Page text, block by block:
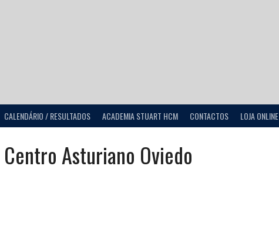
CALENDÁRIO / RESULTADOS ACADEMIA STUART HCM CONTACTOS LOJA ONLINE
Centro Asturiano Oviedo